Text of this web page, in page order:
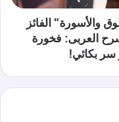
والأسورة" الفائز
العربى: فخورة
سر بكائي!